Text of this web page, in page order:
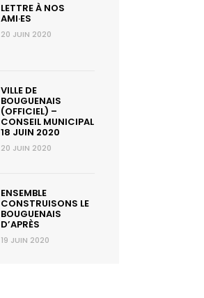
LETTRE À NOS
AMI·ES
20 JUIN 2020
VILLE DE
BOUGUENAIS
(OFFICIEL) –
CONSEIL MUNICIPAL
18 JUIN 2020
20 JUIN 2020
ENSEMBLE
CONSTRUISONS LE
BOUGUENAIS
D’APRÈS
19 JUIN 2020